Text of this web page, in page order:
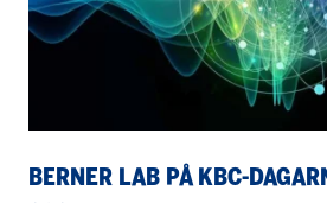
11–
12
BERNER LAB PÅ KBC-